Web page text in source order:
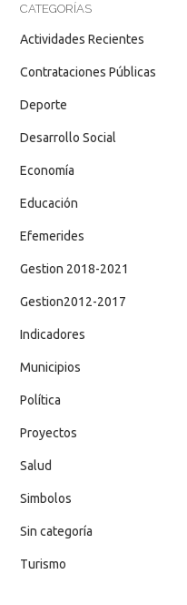
CATEGORÍAS
Actividades Recientes
Contrataciones Públicas
Deporte
Desarrollo Social
Economía
Educación
Efemerides
Gestion 2018-2021
Gestion2012-2017
Indicadores
Municipios
Política
Proyectos
Salud
Simbolos
Sin categoría
Turismo